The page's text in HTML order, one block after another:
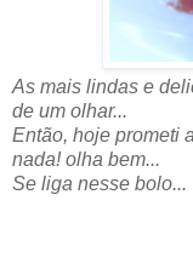
As mais lindas e
de um olhar...
Então, hoje prometi
nada! olha bem...
Se liga nesse bolo...